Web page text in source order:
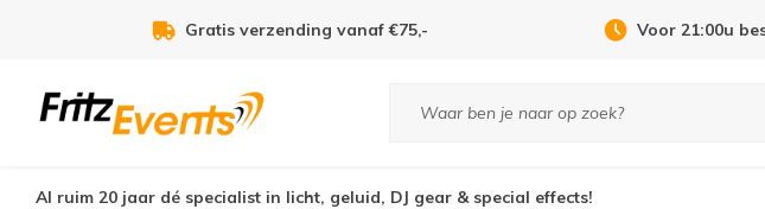
Gratis verzending vanaf €75,- Voor 21:00u
Al ruim 20 jaar dé specialist in licht, geluid, DJ gear & special effects!